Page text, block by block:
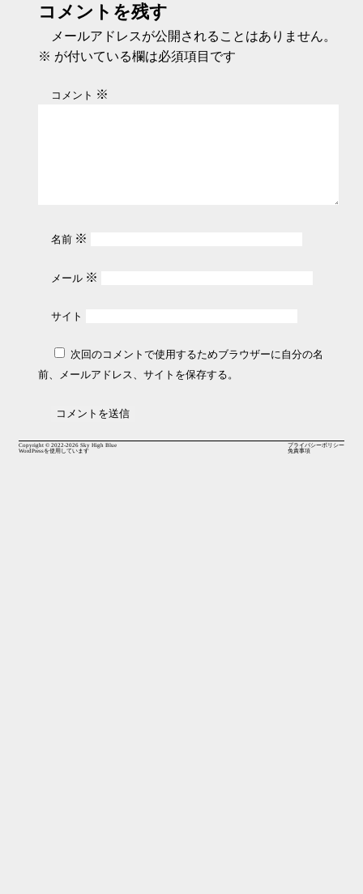
予想より上方修正
コメントを残す
メールアドレスが公開されることはありません。
※ が付いている欄は必須項目です
コメント ※
名前 ※
メール ※
サイト
次回のコメントで使用するためブラウザーに自分の名
前、メールアドレス、サイトを保存する。
Copyright © 2022-2026 Sky High Blue
WordPressを使用しています
プライバシーポリシー
免責事項